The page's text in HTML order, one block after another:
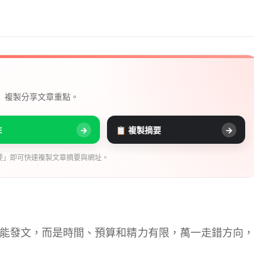
製分享文章重點。
→ 📋 複製摘要 →
即可快速複製文章摘要與網址。
發文，而是時間、預算和精力有限，萬一走錯方向，